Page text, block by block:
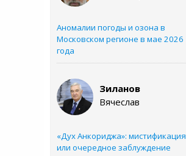
Аномалии погоды и озона в
Московском регионе в мае 2026
года
Зиланов
Вячеслав
«Дух Анкориджа»: мистификация
или очередное заблуждение